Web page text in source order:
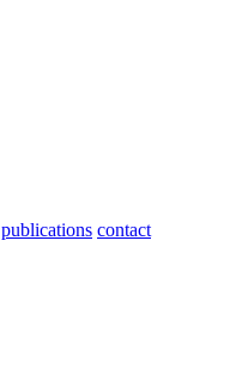
publications contact